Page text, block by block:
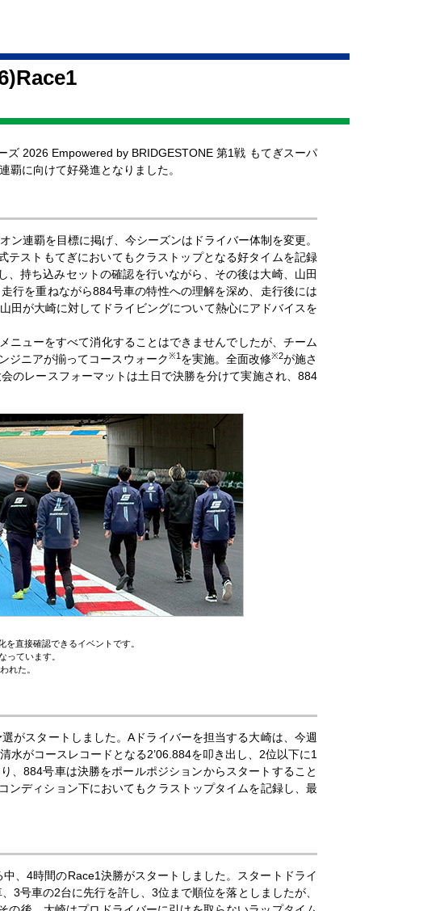
2026 Empowered by BRIDGESTONE 第1戦 もてぎスーパ
に向けて好発進となりました。
連覇を目標に掲げ、今シーズンはドライバー体制を変更。
ストもてぎにおいてもクラストップとなる好タイムを記録
持ち込みセットの確認を行いながら、その後は大崎、山田
行を重ねながら884号車の特性への理解を深め、走行後には
田が大崎に対してドライビングについて熱心にアドバイスを
ニューをすべて消化することはできませんでしたが、チーム
ジニアが揃ってコースウォーク※1を実施。全面改修※2が施さ
のレースフォーマットは土日で決勝を分けて実施され、884
直接確認できるイベントです。
っています。
れた。
がスタートしました。Aドライバーを担当する大崎は、今週
がコースレコードとなる2’06.884を叩き出し、2位以下に1
、884号車は決勝をポールポジションからスタートすること
ンディション下においてもクラストップタイムを記録し、最
、4時間のRace1決勝がスタートしました。スタートドライ
3号車の2台に先行を許し、3位まで順位を落としましたが、